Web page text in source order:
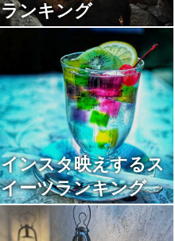
ランキング
インスタ映えするス
イーツランキング